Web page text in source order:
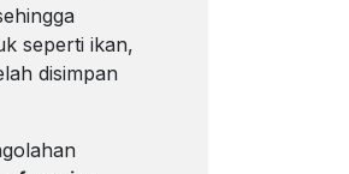
seperti ikan,
disimpan